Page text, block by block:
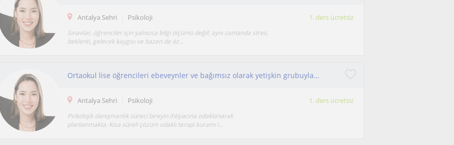
Antalya Sehri Psikoloji 1. ders ücretsiz
Sınavlar, öğrenciler için yalnızca bilgi ölçümü değil; aynı zamanda stres,
beklenti, gelecek kaygısı ve bazen de öz...
Ortaokul lise öğrencileri ebeveynler ve bağımsız olarak yetişkin grubuyla çalışmaktayım.
Antalya Sehri Psikoloji 1. ders ücretsiz
Psikolojik danışmanlık süreci bireyin ihtiyacına odaklanarak
planlanmakta. Kısa süreli çözüm odaklı terapi kuramı i...